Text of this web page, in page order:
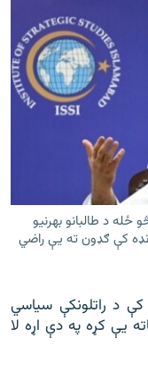
د طالبانو بهرنیو
کې ګډون ته یې راضي
د راتلونکې سیاسي
یې کړه په دې اړه لا